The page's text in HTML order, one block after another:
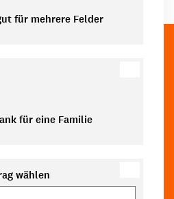
für mehrere Felder
für eine Familie
wählen